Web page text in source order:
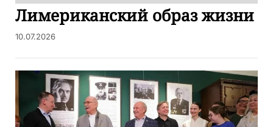
Лимериканский образ жизни
10.07.2026